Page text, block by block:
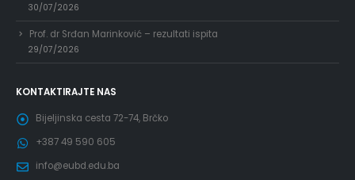
30/07/2026
Prof. dr Srđan Marinković – rezultati ispita
29/07/2026
KONTAKTIRAJTE NAS
Bijeljinska cesta 72-74, Brčko
+387 49 590 605
info@eubd.edu.ba